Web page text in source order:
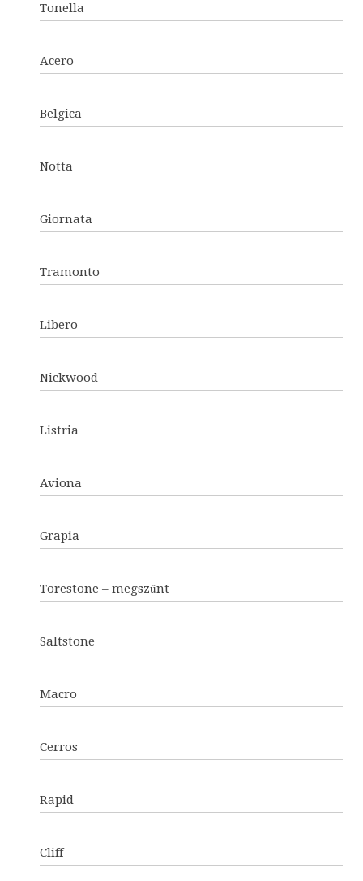
Tonella
Acero
Belgica
Notta
Giornata
Tramonto
Libero
Nickwood
Listria
Aviona
Grapia
Torestone – megszűnt
Saltstone
Macro
Cerros
Rapid
Cliff